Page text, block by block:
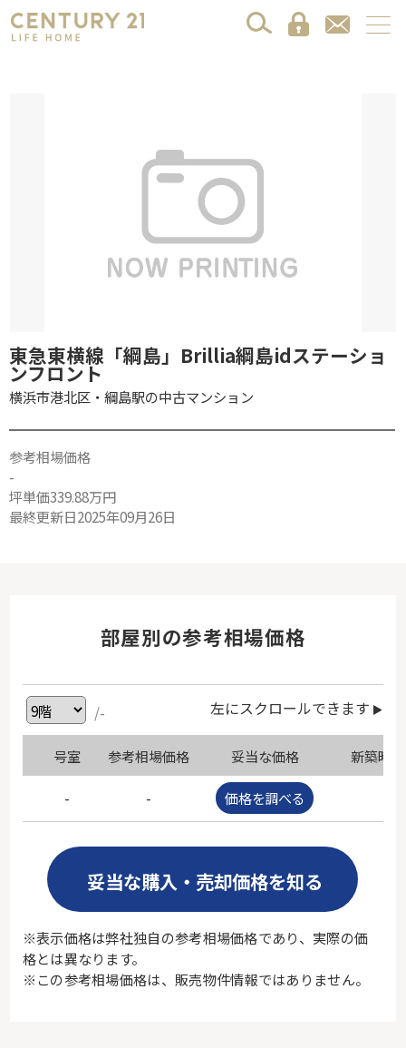
東急東横線「綱島」Brillia綱島idステーショ
ンフロント
横浜市港北区・綱島駅の中古マンション
参考相場価格
-
坪単価339.88万円
最終更新日2025年09月26日
部屋別の参考相場価格
/- 左にスクロールできます
号室 参考相場価格 妥当な価格 新築時
- - 価格を調べる
妥当な購入・売却価格を知る
※表示価格は弊社独自の参考相場価格であり、実際の価
格とは異なります。
※この参考相場価格は、販売物件情報ではありません。